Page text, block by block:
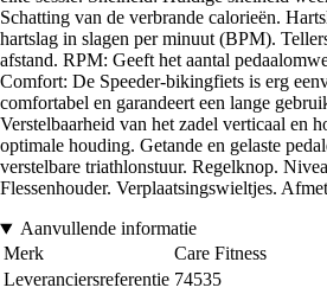
Schatting van de verbrande calorieën.
hartslag in slagen per minuut (BPM).
afstand. RPM: Geeft het aantal
Comfort: De Speeder-bikingfiets is erg
comfortabel en garandeert een lange
Verstelbaarheid van het zadel verticaal en
optimale houding. Getande en gelaste
verstelbare triathlonstuur. Regelknop.
Flessenhouder. Verplaatsingswieltjes.
Aanvullende informatie
Merk
Care Fitness
Leveranciersreferentie 74535